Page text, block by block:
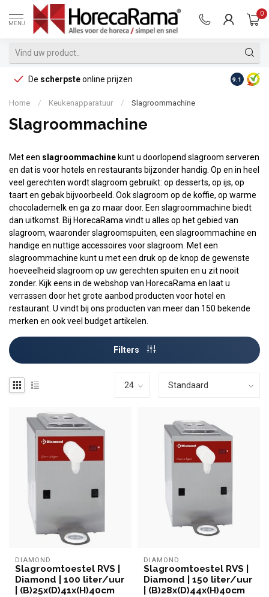
MENU
0
De scherpsteonline prijzen Op
9.1
Home / Keukenapparatuur / Slagroommachine
Slagroommachine
Met een slagroommachine kunt u doorlopend slagroom serveren
en dat is voor hotels en restaurants bijzonder handig. Op en in heel
veel gerechten wordt slagroom gebruikt: op desserts, op ijs, op
taart en gebak bijvoorbeeld. Ook slagroom op de koffie, op warme
chocolademelk en ga zo maar door. Een slagroommachine biedt
dan uitkomst. Bij HorecaRama vindt u alles op het gebied van
slagroom, waaronder slagroomspuiten, een slagroommachine en
handige en nuttige accessoires voor slagroom. Met een
slagroommachine kunt u met een druk op de knop de gewenste
hoeveelheid slagroom op uw gerechten spuiten en u zit nooit
zonder. Kijk eens in de webshop van HorecaRama en laat u
verrassen door het grote aanbod producten voor hotel en
restaurant. U vindt bij ons producten van meer dan 150 bekende
merken en ook veel budget artikelen.
Filters
DIAMOND
Slagroomtoestel RVS |
Diamond | 100 liter/uur
| (B)25x(D)41x(H)40cm
DIAMOND
Slagroomtoestel RVS |
Diamond | 150 liter/uur
| (B)28x(D)44x(H)40cm